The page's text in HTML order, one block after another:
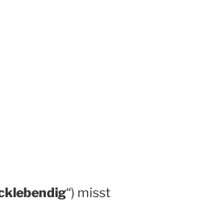
“) misst